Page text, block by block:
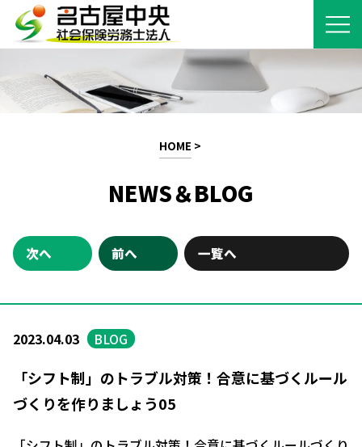
HOME >
NEWS＆BLOG
次へ 前へ 一覧へ
2023.04.03 BLOG
「シフト制」のトラブル対策！合意に基づくルール
づくりを作りましょう05